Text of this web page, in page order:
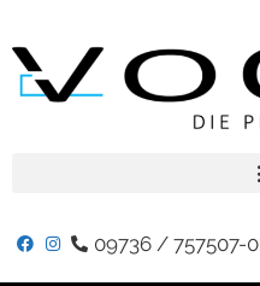
09736 / 757507-0